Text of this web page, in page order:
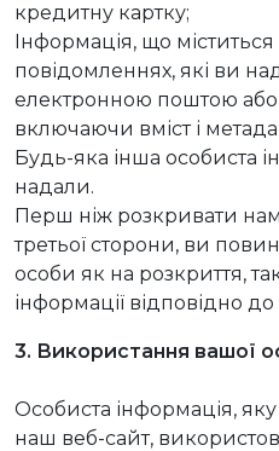
кредитну картку;
Інформація, що
повідомленнях, які ви
електронною поштою
включаючи вміст і
Будь-яка інша особиста
надали.
Перш ніж розкривати
третьої сторони, ви
особи як на розкриття,
інформації відповідно
3. Використання вашої
Особиста інформація,
наш веб-сайт,